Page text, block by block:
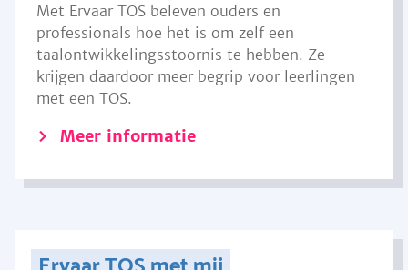
Met Ervaar TOS beleven ouders en
professionals hoe het is om zelf een
taalontwikkelingsstoornis te hebben. Ze
krijgen daardoor meer begrip voor leerlingen
met een TOS.
Meer informatie